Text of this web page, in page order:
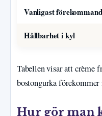
Vanligast
Hållbarhet i kyl
Tabellen visar att crème
bostongurka
Hur gör man